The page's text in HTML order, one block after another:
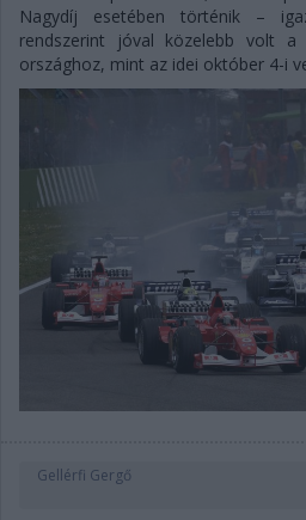
Nagydíj esetében történik –
rendszerint jóval közelebb volt a
országhoz, mint az idei október 4-i
Gellérfi Gergő